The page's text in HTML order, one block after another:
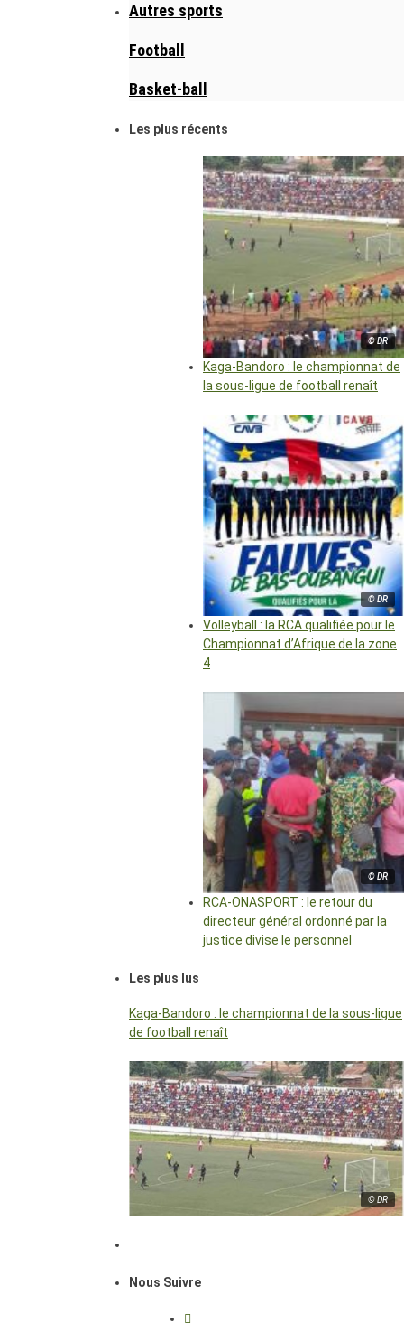
Autres sports
Football
Basket-ball
Les plus récents
© DR
Kaga-Bandoro : le championnat de
la sous-ligue de football renaît
© DR
Volleyball : la RCA qualifiée pour le
Championnat d’Afrique de la zone
4
© DR
RCA-ONASPORT : le retour du
directeur général ordonné par la
justice divise le personnel
Les plus lus
Kaga-Bandoro : le championnat de la sous-ligue
de football renaît
© DR
Nous Suivre